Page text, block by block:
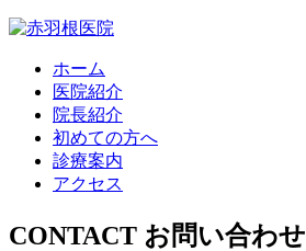
ホーム
医院紹介
院長紹介
初めての方へ
診療案内
アクセス
CONTACT お問い合わせ